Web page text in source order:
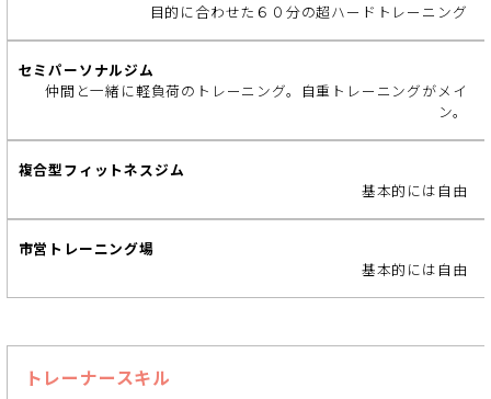
目的に合わせた６０分の超ハードトレーニング
仲間と一緒に軽負荷のトレーニング。自重トレーニングがメイ
ン。
基本的には自由
基本的には自由
トレーナースキル